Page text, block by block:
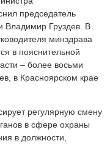
председатель
Владимир Груздев. В
минздрава
в пояснительной
– более восьми
в Красноярском крае
регулярную смену
в сфере охраны
в должности,